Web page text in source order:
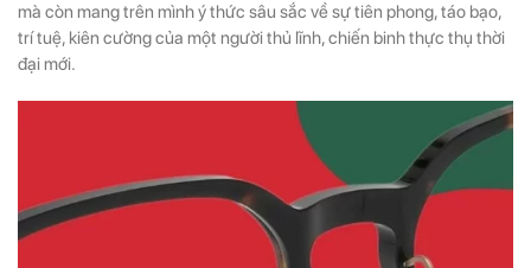
mà còn mang trên mình ý thức sâu sắc về sự tiên phong, táo bạo,
trí tuệ, kiên cường của một người thủ lĩnh, chiến binh thực thụ thời
đại mới.